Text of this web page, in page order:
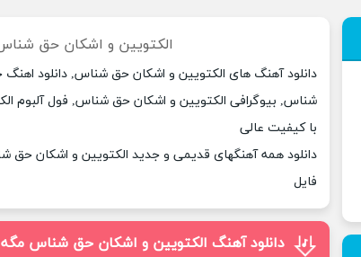
الکتویین و اشکان حق
دانلود آهنگ های الکتویین و اشکان حق شناس, دانلود
شناس, بیوگرافی الکتویین و اشکان حق شناس, فول آلبوم
با کیفیت عالی
دانلود همه آهنگهای قدیمی و جدید الکتویین و اشکان
فایل
دانلود آهنگ الکتویین و اشکان حق شناس